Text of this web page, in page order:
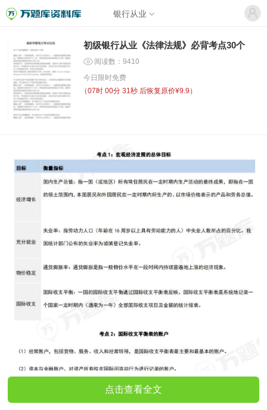
银行从业
初级银行从业《法律法规》必背考点30个
阅读数：9410
今日限时免费
（07时 00分 31秒 后恢复原价¥9.9）
点击查看全文